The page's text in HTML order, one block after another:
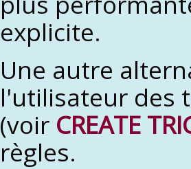
explicite.
Une autre
l'utilisateur des
(voir CREATE
règles.